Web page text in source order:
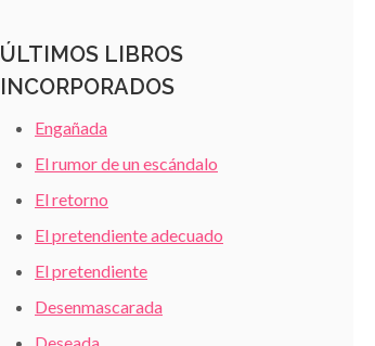
ÚLTIMOS LIBROS
INCORPORADOS
Engañada
El rumor de un escándalo
El retorno
El pretendiente adecuado
El pretendiente
Desenmascarada